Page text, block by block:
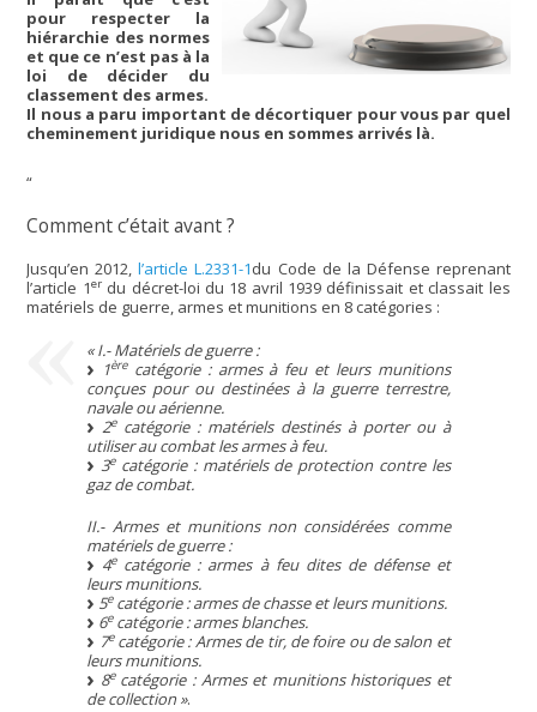
pour respecter la
hiérarchie des normes
et que ce n’est pas à la
loi de décider du
classement des armes.
Il nous a paru important de décortiquer pour vous par quel
cheminement juridique nous en sommes arrivés là.
“
Comment c’était avant ?
Jusqu’en 2012,l’article L.2331-1du Code de la Défense reprenant
l’article 1erdu décret-loi du 18 avril 1939 définissait et classait les
matériels de guerre, armes et munitions en 8 catégories :
« I.- Matériels de guerre :
1èrecatégorie : armes à feu et leurs munitions
conçues pour ou destinées à la guerre terrestre,
navale ou aérienne.
2ecatégorie : matériels destinés à porter ou à
utiliser au combat les armes à feu.
3ecatégorie : matériels de protection contre les
gaz de combat.
II.- Armes et munitions non considérées comme
matériels de guerre :
4ecatégorie : armes à feu dites de défense et
leurs munitions.
5ecatégorie : armes de chasse et leurs munitions.
6ecatégorie : armes blanches.
7ecatégorie : Armes de tir, de foire ou de salon et
leurs munitions.
8ecatégorie : Armes et munitions historiques et
de collection ».